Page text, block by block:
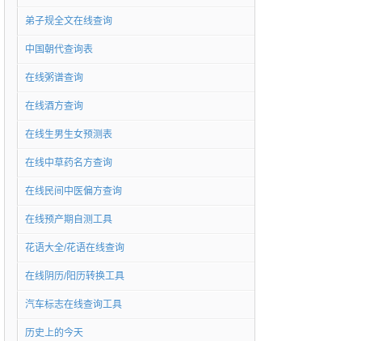
弟子规全文在线查询
中国朝代查询表
在线粥谱查询
在线酒方查询
在线生男生女预测表
在线中草药名方查询
在线民间中医偏方查询
在线预产期自测工具
花语大全/花语在线查询
在线阴历/阳历转换工具
汽车标志在线查询工具
历史上的今天